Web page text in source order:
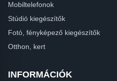
Mobiltelefonok
Stúdió kiegészítők
Fotó, fényképező kiegészítők
Otthon, kert
INFORMÁCIÓK